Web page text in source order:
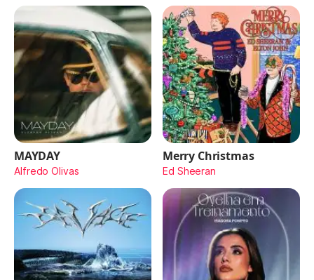
MAYDAY
Alfredo Olivas
Merry Christmas
Ed Sheeran